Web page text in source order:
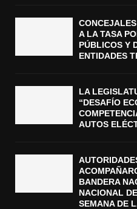
A LA TASA
PÚBLICOS Y
ENTIDADES
LA
“DESAFÍO
AUTOS
BANDERA
NACIONAL
SEMANA DE